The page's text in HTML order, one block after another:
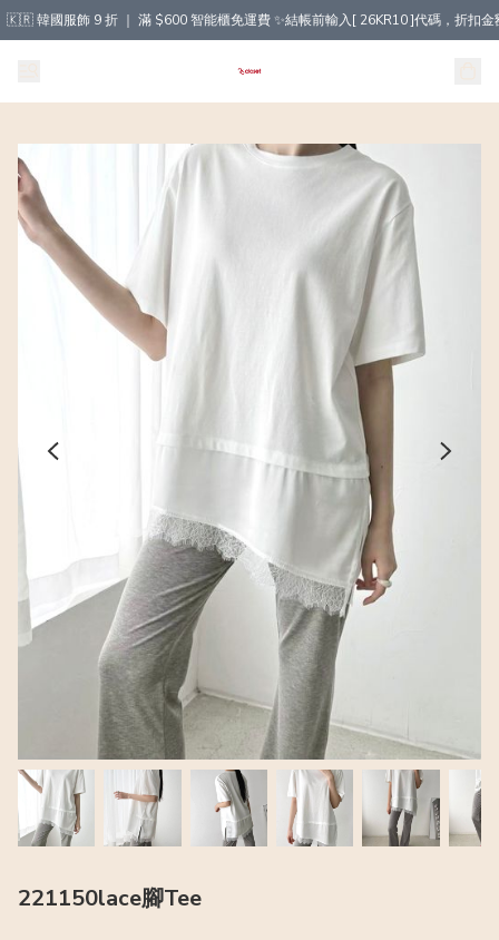
🇰🇷 韓國服飾 9 折 ｜ 滿 $600 智能櫃免運費 ✨結帳前輸入[ 26KR10 ]代碼，折扣金
221150lace腳Tee